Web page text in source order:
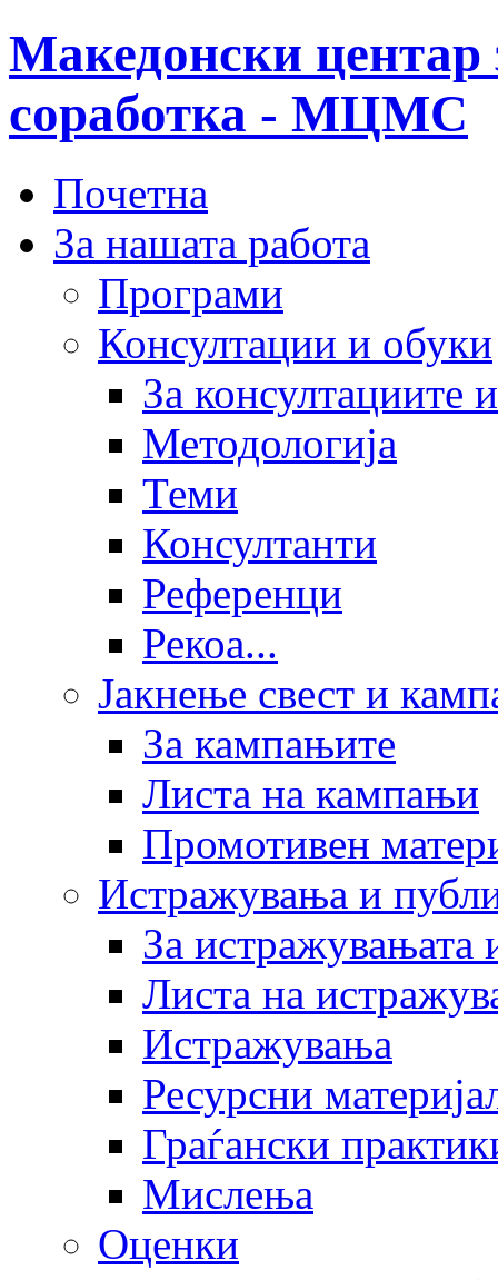
Македонски центар
соработка - МЦМС
Почетна
За нашата работа
Програми
Консултации и обуки
За консултациите
Методологија
Теми
Консултанти
Референци
Рекоа...
Јакнење свест и
За кампањите
Листа на кампањи
Промотивен
Истражувања и
За истражувањата
Листа на
Истражувања
Ресурсни
Граѓански
Мислења
Оценки